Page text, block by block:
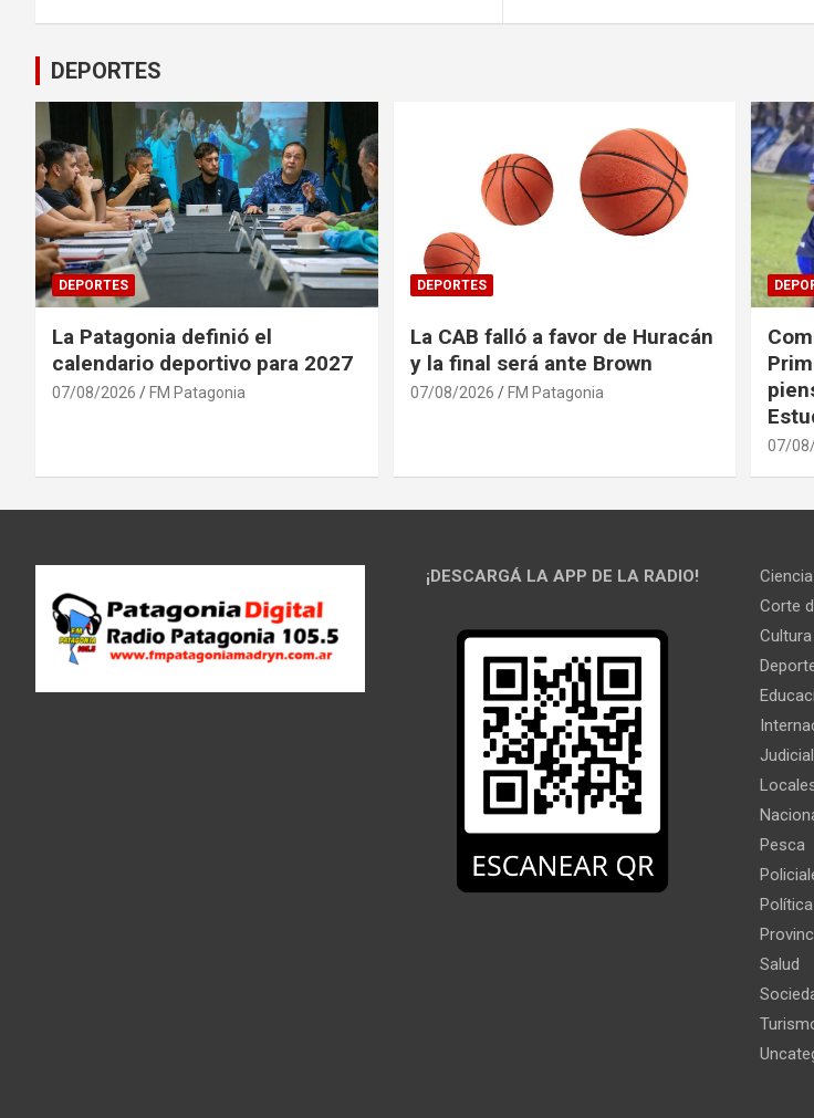
entradas
DEPORTES
DEPORTES
La Patagonia definió el
calendario deportivo para 2027
07/08/2026 FM Patagonia
DEPORTES
La CAB falló a favor de Huracán
y la final será ante Brown
07/08/2026 FM Patagonia
07/
¡DESCARGÁ LA APP DE LA RADIO!
Ciencia
Corte
Cultura
Pesca
Política
Salud